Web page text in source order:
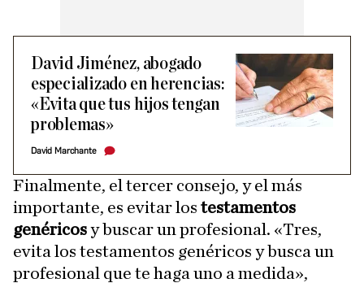
David Jiménez, abogado
especializado en herencias:
«Evita que tus hijos tengan
problemas»
David Marchante
Finalmente, el tercer consejo, y el más
importante, es evitar los testamentos
genéricosy buscar un profesional. «Tres,
evita los testamentos genéricos y busca un
profesional que te haga uno a medida»,